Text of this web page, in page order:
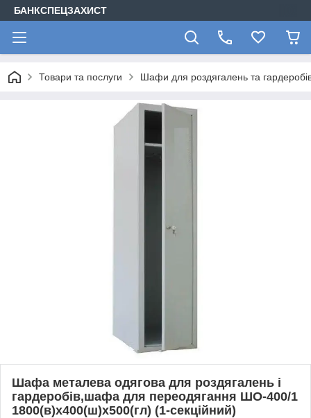
БАНКСПЕЦЗАХИСТ
Товари та послуги Шафи для роздягалень та
Шафа металева одягова для роздягалень і
гардеробів,шафа для переодягання ШО-400/1
1800(в)х400(ш)х500(гл) (1-секційний)